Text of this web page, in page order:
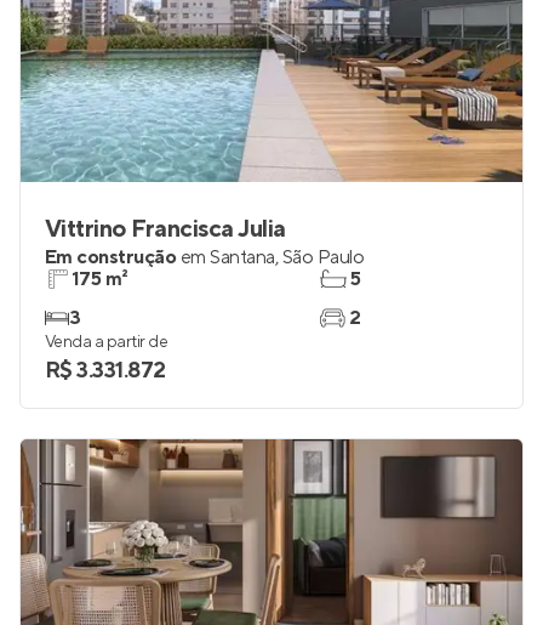
Vittrino Francisca Julia
Em construção em Santana,São Paulo
175 m²
3
5
2
Venda a partir de
R$ 3.331.872